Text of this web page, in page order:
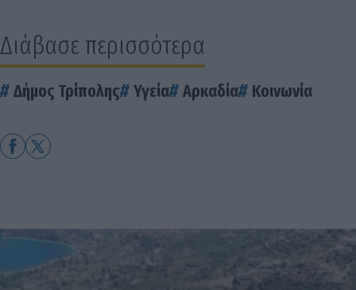
Διάβασε περισσότερα
Δήμος Τρίπολης Υγεία Αρκαδία Κοινωνία